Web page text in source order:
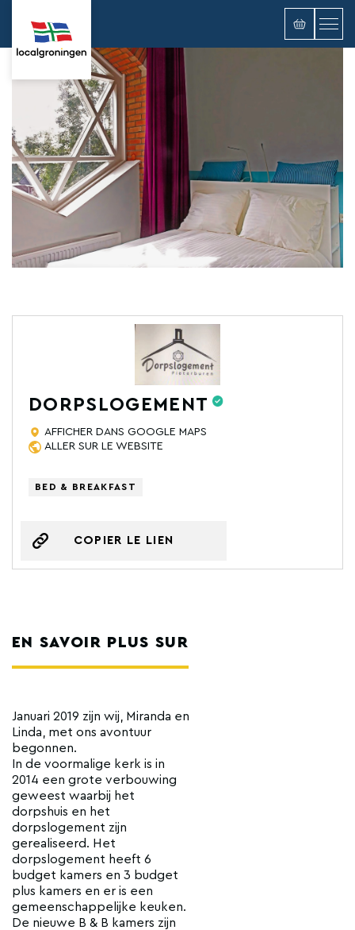
DORPSLOGEMENT
AFFICHER DANS GOOGLE MAPS
ALLER SUR LE WEBSITE
BED & BREAKFAST
COPIER LE LIEN
EN SAVOIR PLUS SUR
Januari 2019 zijn wij, Miranda en
Linda, met ons avontuur
begonnen.
In de voormalige kerk is in
2014 een grote verbouwing
geweest waarbij het
dorpshuis en het
dorpslogement zijn
gerealiseerd. Het
dorpslogement heeft 6
budget kamers en 3 budget
plus kamers en er is een
gemeenschappelijke keuken.
De nieuwe B & B kamers zijn